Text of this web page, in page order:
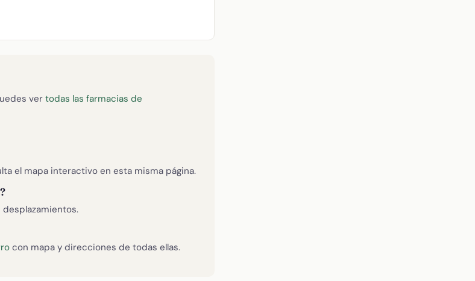
ver todas las farmacias de
el mapa interactivo en esta misma página.
con mapa y direcciones de todas ellas.